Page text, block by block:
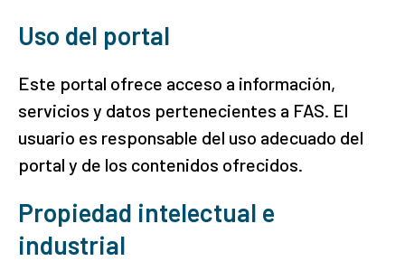
Uso del portal
Este portal ofrece acceso a información,
servicios y datos pertenecientes a FAS. El
usuario es responsable del uso adecuado del
portal y de los contenidos ofrecidos.
Propiedad intelectual e
industrial